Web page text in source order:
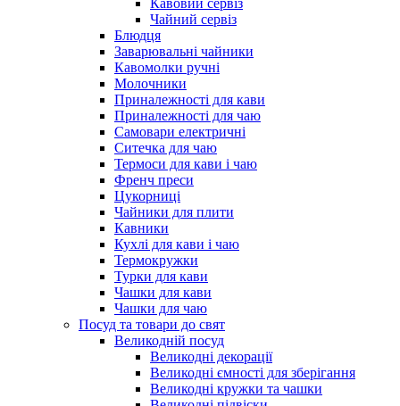
Кавовий сервіз
Чайний сервіз
Блюдця
Заварювальні чайники
Кавомолки ручні
Молочники
Приналежності для кави
Приналежності для чаю
Самовари електричні
Ситечка для чаю
Термоси для кави і чаю
Френч преси
Цукорниці
Чайники для плити
Кавники
Кухлі для кави і чаю
Термокружки
Турки для кави
Чашки для кави
Чашки для чаю
Посуд та товари до свят
Великодній посуд
Великодні декорації
Великодні ємності для зберігання
Великодні кружки та чашки